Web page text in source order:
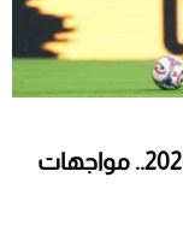
جدول مباريات اليوم الاثنين 25 مايو 2026.. مواجهات